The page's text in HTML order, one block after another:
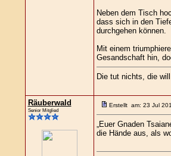
Neben dem Tisch
dass sich in den
durchgehen können.
Mit einem
Gesandschaft hin,
Die tut nichts, die
Räuberwald
Senior Mitglied
Erstellt am: 23 Jul
„Euer Gnaden
die Hände aus, als